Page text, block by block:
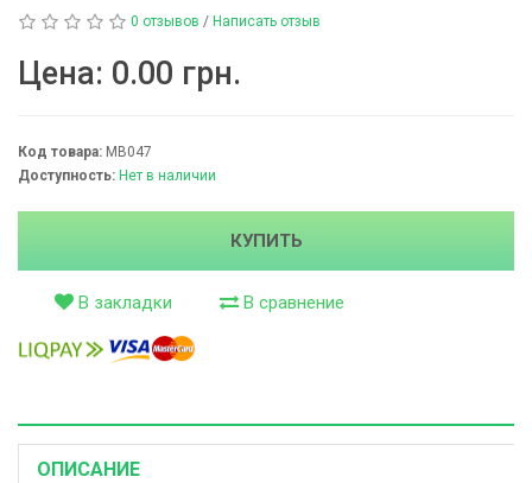
0 отзывов / Написать отзыв
Цена: 0.00 грн.
Код товара: МВ047
Доступность: Нет в наличии
КУПИТЬ
В закладки В сравнение
ОПИСАНИЕ